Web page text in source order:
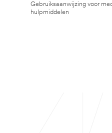
Gebruiksaanwijzing voor
hulpmiddelen